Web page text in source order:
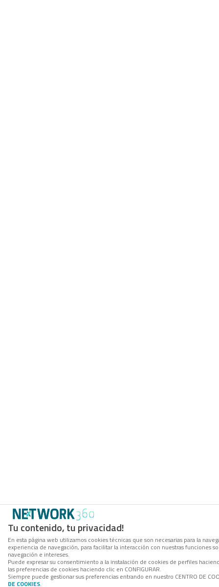
Tu contenido, tu privacidad!
En esta página web utilizamos cookies técnicas que son necesarias para la
experiencia de navegación, para facilitar la interacción con nuestras funciones
navegación e intereses.
Puede expresar su consentimiento a la instalación de cookies de perfiles
las preferencias de cookies haciendo clic en CONFIGURAR.
Siempre puede gestionar sus preferencias entrando en nuestro CENTRO DE
DE COOKIES.